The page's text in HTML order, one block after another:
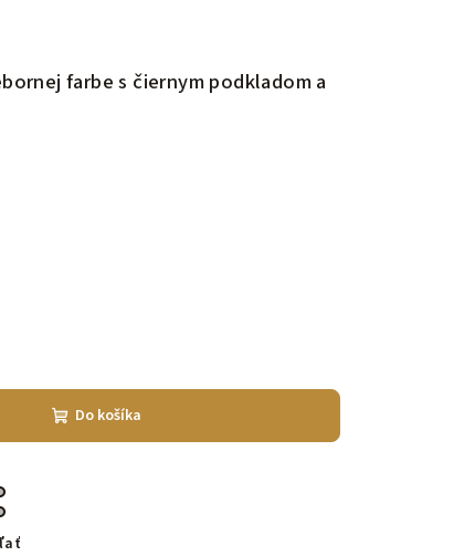
farbe s čiernym podkladom a
Do košíka